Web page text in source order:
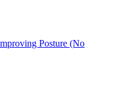
Posture (No